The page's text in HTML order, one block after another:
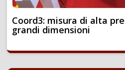
Coord3: misura di alta
grandi dimensioni